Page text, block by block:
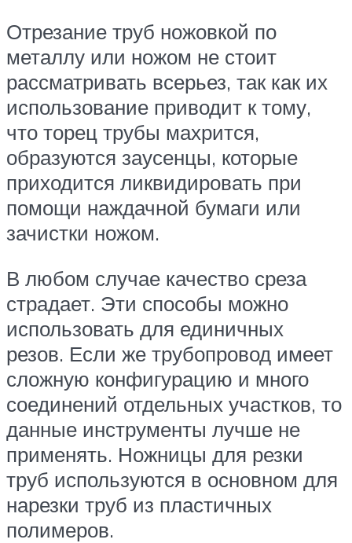
Отрезание труб ножовкой по
металлу или ножом не стоит
рассматривать всерьез, так как их
использование приводит к тому,
что торец трубы махрится,
образуются заусенцы, которые
приходится ликвидировать при
помощи наждачной бумаги или
зачистки ножом.
В любом случае качество среза
страдает. Эти способы можно
использовать для единичных
резов. Если же трубопровод имеет
сложную конфигурацию и много
соединений отдельных участков, то
данные инструменты лучше не
применять. Ножницы для резки
труб используются в основном для
нарезки труб из пластичных
полимеров.